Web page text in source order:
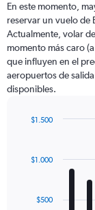
categories.
The
chart
has
1
Y
axis
values.
to
En este momento,
reservar un vuelo de
Actualmente, volar
momento más caro
que influyen en el
aeropuertos de
disponibles.
with
12
The$500
$1.000
$1.500